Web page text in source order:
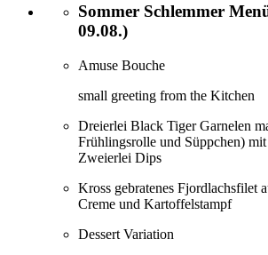
Sommer Schlemmer
09.08.)
Amuse Bouche
small greeting from the Kitchen
Dreierlei Black Tiger Garnelen
Frühlingsrolle und Süppchen)
Zweierlei Dips
Kross gebratenes Fjordlachsfilet
Creme und Kartoffelstampf
Dessert Variation